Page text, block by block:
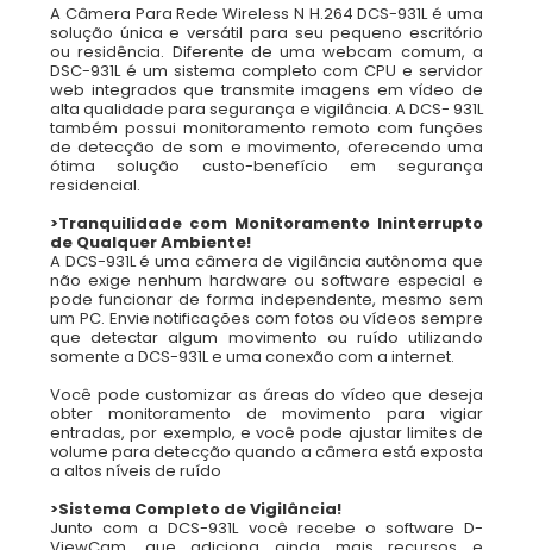
A Câmera Para Rede Wireless N H.264 DCS-931L é uma
solução única e versátil para seu pequeno escritório
ou residência. Diferente de uma webcam comum, a
DSC-931L é um sistema completo com CPU e servidor
web integrados que transmite imagens em vídeo de
alta qualidade para segurança e vigilância. A DCS- 931L
também possui monitoramento remoto com funções
de detecção de som e movimento, oferecendo uma
ótima solução custo-benefício em segurança
residencial.
>Tranquilidade com Monitoramento Ininterrupto
de Qualquer Ambiente!
A DCS-931L é uma câmera de vigilância autônoma que
não exige nenhum hardware ou software especial e
pode funcionar de forma independente, mesmo sem
um PC. Envie notificações com fotos ou vídeos sempre
que detectar algum movimento ou ruído utilizando
somente a DCS-931L e uma conexão com a internet.
Você pode customizar as áreas do vídeo que deseja
obter monitoramento de movimento para vigiar
entradas, por exemplo, e você pode ajustar limites de
volume para detecção quando a câmera está exposta
a altos níveis de ruído
>Sistema Completo de Vigilância!
Junto com a DCS-931L você recebe o software D-